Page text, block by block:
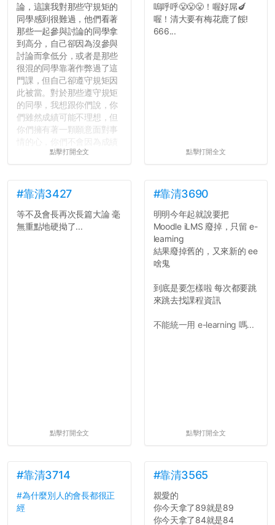
論，這讓我對那些守規矩的
同學感到很難過，他們看著
那些一起參與討論的同學拿
到高分，自己卻因為沒參與
討論而拿低分，或者是那些
很混的同學靠著作弊過了這
門課，但自己卻遵守規矩因
此被當。對於那些遵守規矩
的同學，我想跟你們說，你
們雖然成績可能不理想，但
你們擁有著一顆願意面對事
壓力而選擇逃避(作弊)，在
績無法體現你們的努力，但
往後你們正直的態度一定會
讓你們在社會上適應得更
好。最後，那些作弊的同
點擊打開全文
嗚呼呼😤😤😤！喔好屌🍆
喔！清大要有梅花鹿了餒!
666...
點擊打開全文
#靠清3427
等不及會長再次長篇大論 毫
無重點地硬拗了...
點擊打開全文
#靠清3690
明明今年起就說要把
Moodle iLMS 廢掉，只留 e-
learning
結果廢掉舊的，又來新的 ee
啥鬼
到底是要怎樣啦 每次都要跳
來跳去找課程資訊
不能統一用 e-learning 嗎...
點擊打開全文
#靠清3714
#為什麼別人的會長都很正
經
#靠清3565
親愛的
你今天拿了89就是89
你今天拿了84就是84